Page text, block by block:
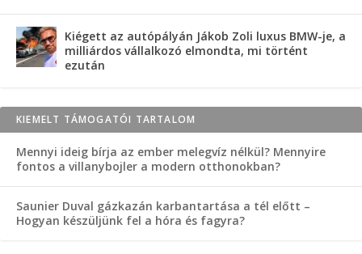
Kiégett az autópályán Jákob Zoli luxus BMW-je, a
milliárdos vállalkozó elmondta, mi történt
ezután
KIEMELT TÁMOGATÓI TARTALOM
Mennyi ideig bírja az ember melegvíz nélkül? Mennyire
fontos a villanybojler a modern otthonokban?
Saunier Duval gázkazán karbantartása a tél előtt –
Hogyan készüljünk fel a hóra és fagyra?